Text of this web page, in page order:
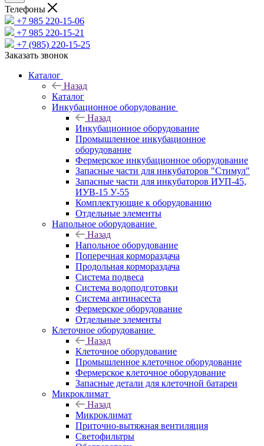
Телефоны
+7 985 220-15-06
+7 985 220-15-21
+7 (985) 220-15-25
Заказать звонок
Каталог
Назад
Каталог
Инкубационное оборудование
Назад
Инкубационное оборудование
Промышленное инкубационное
оборудование
Фермерское инкубационное оборудование
Запасные части для инкубаторов "Стимул"
Запасные части для инкубаторов ИУП-45,
ИУВ-15 У-55
Комплектующие к оборудованию
Отдельные элементы
Напольное оборудование
Назад
Напольное оборудование
Поперечная кормораздача
Продольная кормораздача
Система подвеса
Система водоподготовки
Система антинасеста
Фермерское оборудование
Отдельные элементы
Клеточное оборудование
Назад
Клеточное оборудование
Промышленное клеточное оборудование
Фермерское клеточное оборудование
Запасные детали для клеточной батареи
Микроклимат
Назад
Микроклимат
Приточно-вытяжная вентиляция
Светофильтры